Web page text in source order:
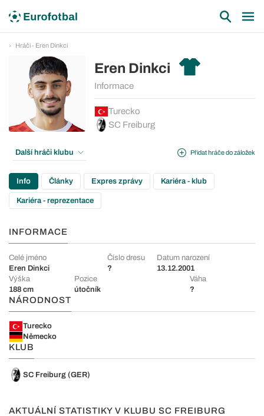
Hráči - Eren Dinkci
Eren Dinkci
Informace
Turecko
SC Freiburg
Přidat hráče do záložek
Další hráči klubu
Info Články Expres zprávy Kariéra - klub
Kariéra - reprezentace
INFORMACE
Celé jméno
Eren Dinkci
Číslo dresu
?
Datum narození
13.12.2001
Výška
188 cm
Pozice
útočník
Váha
?
NÁRODNOST
Turecko
Německo
KLUB
SC Freiburg (GER)
AKTUÁLNÍ STATISTIKY V KLUBU SC FREIBURG